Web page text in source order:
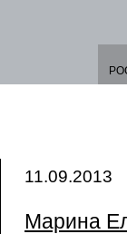
11.09.2013
Марина